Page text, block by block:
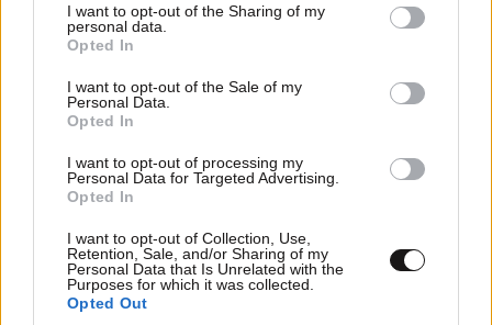
not limited to your visit or usage behaviour. You may click to
grant or deny consent to Google and its third-party tags to
use your data for below specified purposes in below Google
consent section.
I want to opt-out of the Sharing of my
personal data.
Opted In
I want to opt-out of the Sale of my
Personal Data.
Opted In
I want to opt-out of processing my
Personal Data for Targeted Advertising.
Opted In
I want to opt-out of Collection, Use,
Retention, Sale, and/or Sharing of my
Personal Data that Is Unrelated with the
Purposes for which it was collected.
Opted Out
Ογκολόγοι προειδοποιούν: Αυτές οι τροφές,
περνούν απαρατήρητες, αλλά καλό είναι να τις
βγάλετε από την καθημερινότητά σας